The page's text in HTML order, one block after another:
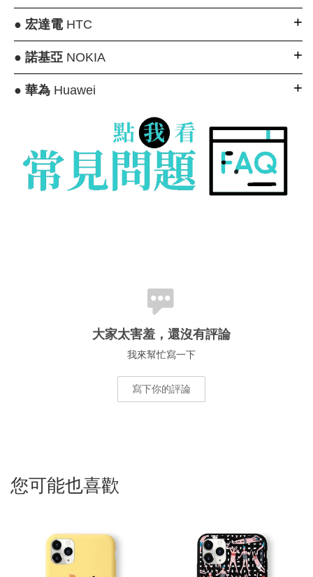
● 宏達電HTC
● 諾基亞NOKIA
● 華為Huawei
大家太害羞，還沒有評論
我來幫忙寫一下
寫下你的評論
您可能也喜歡